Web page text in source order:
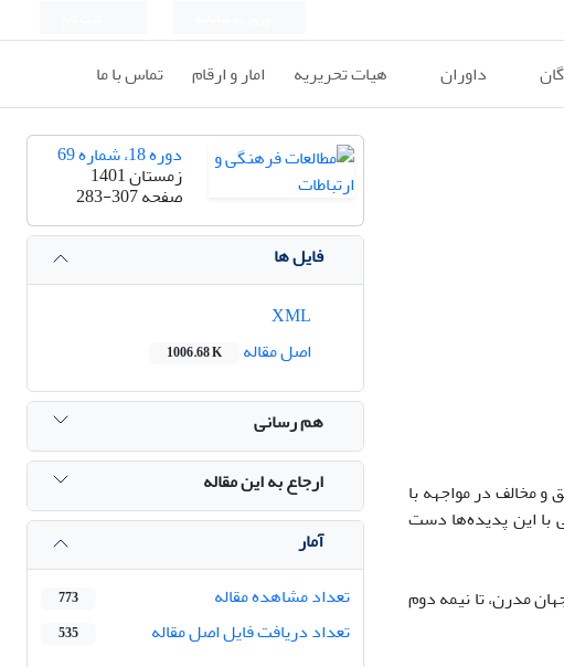
داوران هیات تحریریه امار و ارقام تماس با ما
و مخالف در مواجهه با
با این پدیده‌ها دست
مدرن، تا نیمه دوم
دوره 18، شماره 69
زمستان 1401
صفحه283-307
فایل ها
اصل مقاله
1006.68 K
هم رسانی
ارجاع به این مقاله
آمار
تعداد مشاهده مقاله
773
تعداد دریافت فایل اصل مقاله 535